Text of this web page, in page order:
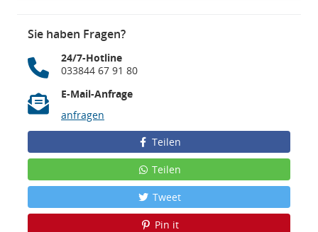
Sie haben Fragen?
24/7-Hotline
033844 67 91 80
E-Mail-Anfrage
anfragen
Teilen
Teilen
Tweet
Pin it